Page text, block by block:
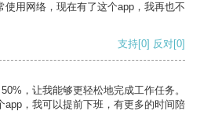
用网络，现在有了这个app，我再也不
支持[0] 反对[0]
，让我能够更轻松地完成工作任务。
app，我可以提前下班，有更多的时间陪